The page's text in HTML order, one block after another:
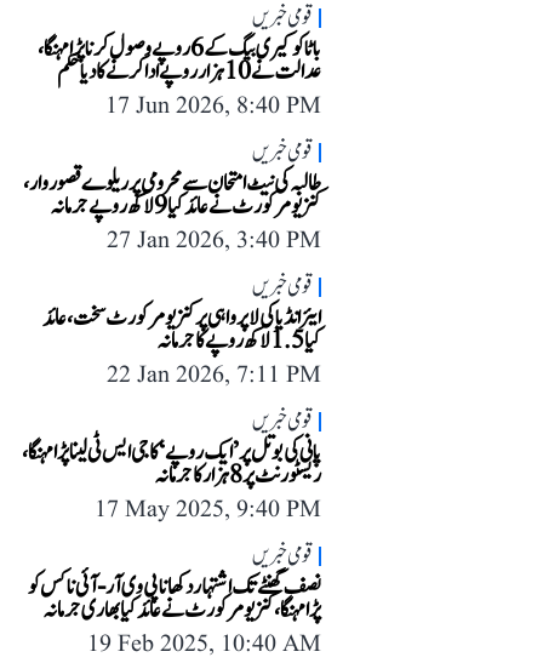
قومی خبریں
باٹا کو کیری بیگ کے 6 روپے وصول کرنا پڑا مہنگا،
عدالت نے 10 ہزار روپے ادا کرنے کا دیا حکم
17 Jun 2026, 8:40 PM
قومی خبریں
طالبہ کی نیٹ امتحان سے محرومی پر ریلوے قصوروار،
کنزیومر کورٹ نے عائد کیا 9 لاکھ روپے جرمانہ
27 Jan 2026, 3:40 PM
قومی خبریں
ایئر انڈیا کی لاپرواہی پر کنزیومر کورٹ سخت، عائد
کیا 1.5 لاکھ روپے کا جرمانہ
22 Jan 2026, 7:11 PM
قومی خبریں
پانی کی بوتل پر ’ایک روپے‘ کا جی ایس ٹی لینا پڑا مہنگا،
ریسٹورنٹ پر 8 ہزار کا جرمانہ
17 May 2025, 9:40 PM
قومی خبریں
نصف گھنٹے تک اشتہار دکھانا پی وی آر-آئی ناکس کو
پڑا مہنگا، کنزیومر کورٹ نے عائد کیا بھاری جرمانہ
19 Feb 2025, 10:40 AM